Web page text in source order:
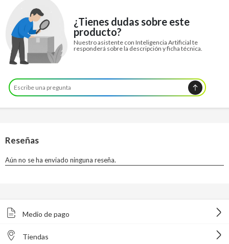
¿Tienes dudas sobre este
producto?
Nuestro asistente con Inteligencia Artificial te
responderá sobre la descripción y ficha técnica.
Medio de pago
Tiendas